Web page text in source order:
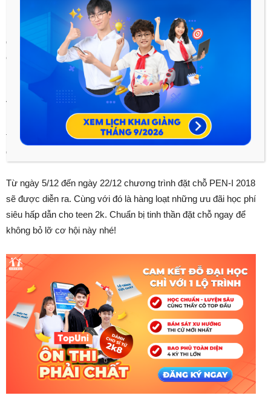
liên quan, chỉ rõ dấu hiệu nhận biết dạng bài và hướng dẫn
phương pháp giải tổng quát và tối ưu nhất. Điều này giúp bạn
được cọ xát, làm quen với đề thi, rèn luyện phản xạ giải nhanh
các đề trắc nghiệm, đồng thời đánh giá, theo dõi sự tiến bộ của
mình theo thời gian.
Với những điểm khác biệt ưu việt như thế, việc luyện đề đại
học cùng PEN-I 2018 sẽ là lựa chọn thông minh của teen 2k
trên chặng đường chinh phục điểm 9, điểm 10 kì thi THPT
quốc gia 2018 đấy!
Từ ngày 5/12 đến ngày 22/12 chương trình đặt chỗ PEN-I 2018
sẽ được diễn ra. Cùng với đó là hàng loạt những ưu đãi học phí
siêu hấp dẫn cho teen 2k. Chuẩn bị tinh thần đặt chỗ ngay để
không bỏ lỡ cơ hội này nhé!